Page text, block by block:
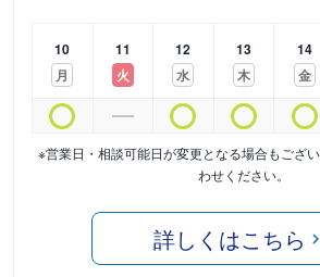
10
月
11
火
12
水
13
木
14
金
※営業日・相談可能日が変更となる場合もござ
わせください。
詳しくはこちら